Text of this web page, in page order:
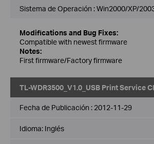
Sistema de Operación : Win2000/XP/
Modifications and Bug Fixes:
Compatible with newest firmware
Notes:
First firmware/Factory firmware
TL-WDR3500_V1.0_USB Print Service
Fecha de Publicación : 2012-11-29
Idioma: Inglés